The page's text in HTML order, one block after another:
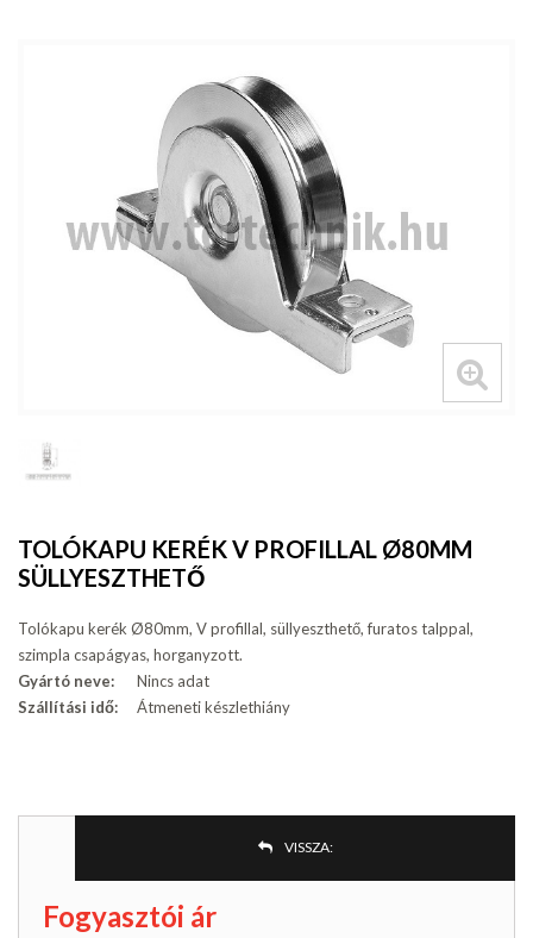
TOLÓKAPU KERÉK V PROFILLAL Ø80MM
SÜLLYESZTHETŐ
Tolókapu kerék Ø80mm, V profillal, süllyeszthető, furatos talppal,
szimpla csapágyas, horganyzott.
Gyártó neve:
Nincs adat
Szállítási idő:
Átmeneti készlethiány
VISSZA:
Fogyasztói ár